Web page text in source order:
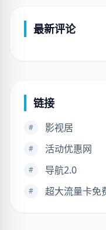
最新评论
链接
# 影视居
# 活动优惠网
# 导航2.0
# 超大流量卡免